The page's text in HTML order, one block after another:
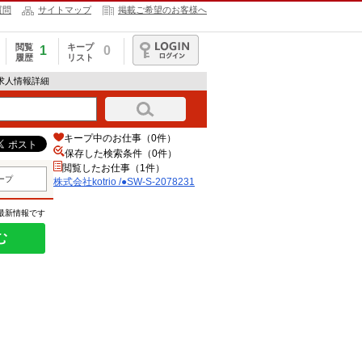
問 サイトマップ 掲載ご希望のお客様へ
閲覧
履歴
1
キープ
リスト
0
ログイン
人情報詳細
プ
新情報です
キープ中のお仕事（0件）
保存した検索条件（0件）
閲覧したお仕事（1件）
株式会社kotrio /●SW-S-2078231